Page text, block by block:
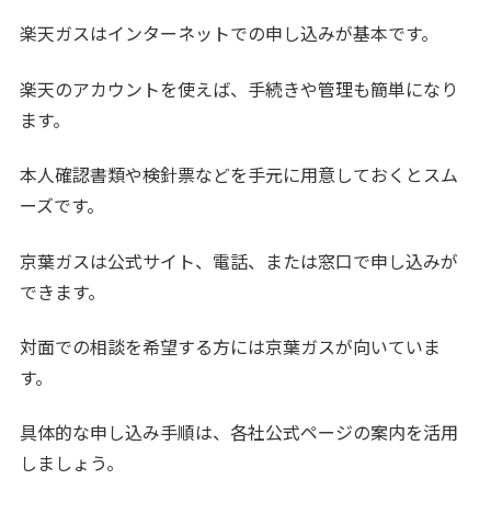
楽天ガスはインターネットでの申し込みが基本です。
楽天のアカウントを使えば、手続きや管理も簡単になり
ます。
本人確認書類や検針票などを手元に用意しておくとスム
ーズです。
京葉ガスは公式サイト、電話、または窓口で申し込みが
できます。
対面での相談を希望する方には京葉ガスが向いていま
す。
具体的な申し込み手順は、各社公式ページの案内を活用
しましょう。